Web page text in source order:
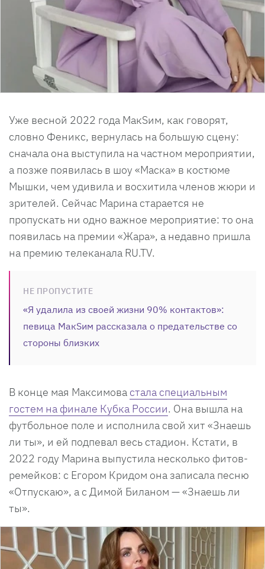
Уже весной 2022 года МакSим, как говорят,
словно Феникс, вернулась на большую сцену:
сначала она выступила на частном мероприятии,
а позже появилась в шоу «Маска» в костюме
Мышки, чем удивила и восхитила членов жюри и
зрителей. Сейчас Марина старается не
пропускать ни одно важное мероприятие: то она
появилась на премии «Жара», а недавно пришла
на премию телеканала RU.TV.
НЕ ПРОПУСТИТЕ
«Я удалила из своей жизни 90% контактов»:
певица МакSим рассказала о предательстве со
стороны близких
В конце мая Максимова стала специальным
гостем на финале Кубка России. Она вышла на
футбольное поле и исполнила свой хит «Знаешь
ли ты», и ей подпевал весь стадион. Кстати, в
2022 году Марина выпустила несколько фитов-
ремейков: с Егором Кридом она записала песню
«Отпускаю», а с Димой Биланом — «Знаешь ли
ты».